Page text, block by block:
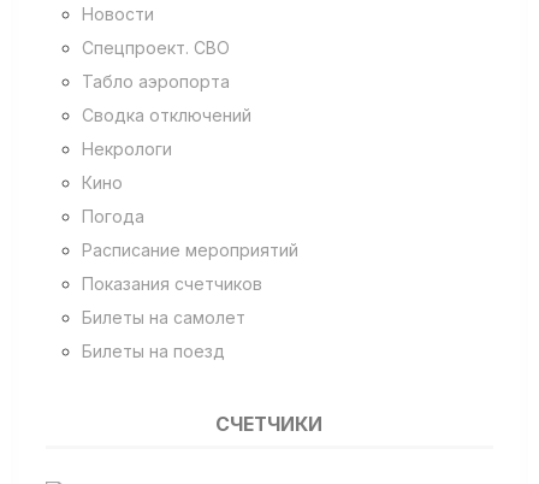
Новости
Спецпроект. СВО
Табло аэропорта
Сводка отключений
Некрологи
Кино
Погода
Расписание мероприятий
Показания счетчиков
Билеты на самолет
Билеты на поезд
СЧЕТЧИКИ